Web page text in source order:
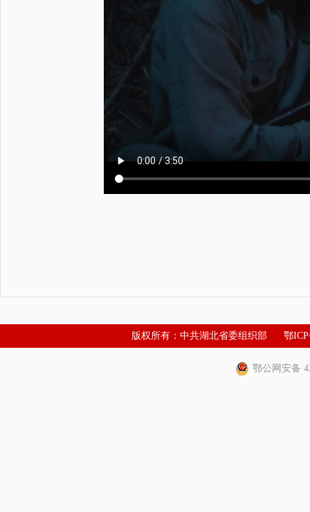
版权所有：中共湖北省委组织部 鄂
鄂公网安备